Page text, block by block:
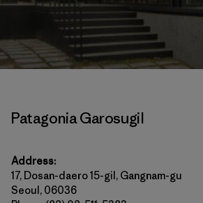
Patagonia Garosugil
Address:
17, Dosan-daero 15-gil, Gangnam-gu
Seoul, 06036